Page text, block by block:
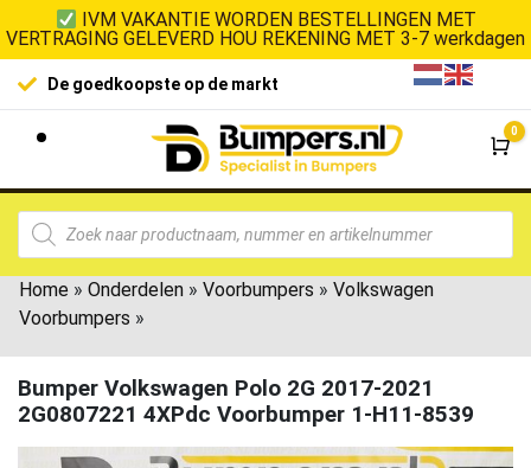
IVM VAKANTIE WORDEN BESTELLINGEN MET
VERTRAGING GELEVERD HOU REKENING MET 3-7 werkdagen
De goedkoopste op de markt
0
Home » Onderdelen » Voorbumpers » Volkswagen
Voorbumpers »
Bumper Volkswagen Polo 2G 2017-2021
2G0807221 4XPdc Voorbumper 1-H11-8539